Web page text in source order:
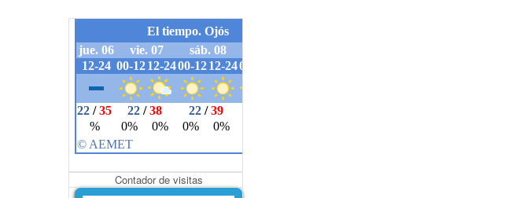
Contador de visitas